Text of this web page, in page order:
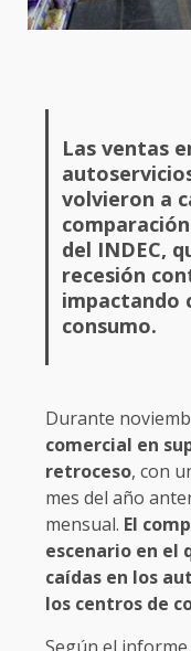
Las ventas
volvieron a
del INDEC,
recesión
impactando
consumo.
Durante
comercial en
retroceso, con
mes del año
mensual. El
escenario en el
caídas en los
los centros de